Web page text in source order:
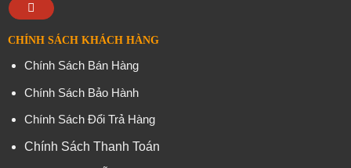
CHÍNH SÁCH KHÁCH HÀNG
Chính Sách Bán Hàng
Chính Sách Bảo Hành
Chính Sách Đổi Trả Hàng
Chính Sách Thanh Toán